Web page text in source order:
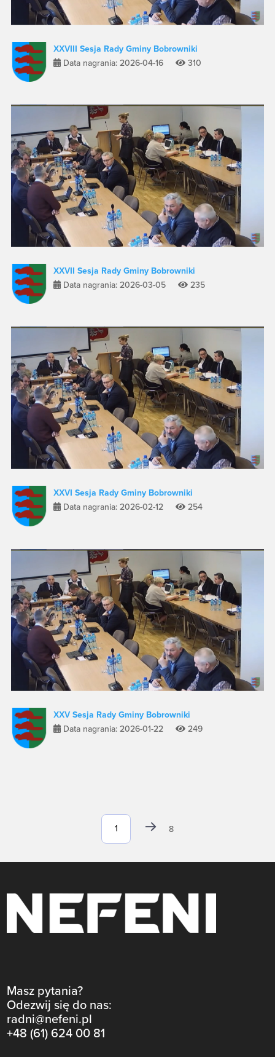
XXVIII Sesja Rady Gminy Bobrowniki
Data nagrania: 2026-04-16
310
XXVII Sesja Rady Gminy Bobrowniki
Data nagrania: 2026-03-05
235
XXVI Sesja Rady Gminy Bobrowniki
Data nagrania: 2026-02-12
254
XXV Sesja Rady Gminy Bobrowniki
Data nagrania: 2026-01-22
249
8
Masz pytania?
Odezwij się do nas:
radni@nefeni.pl
+48 (61) 624 00 81